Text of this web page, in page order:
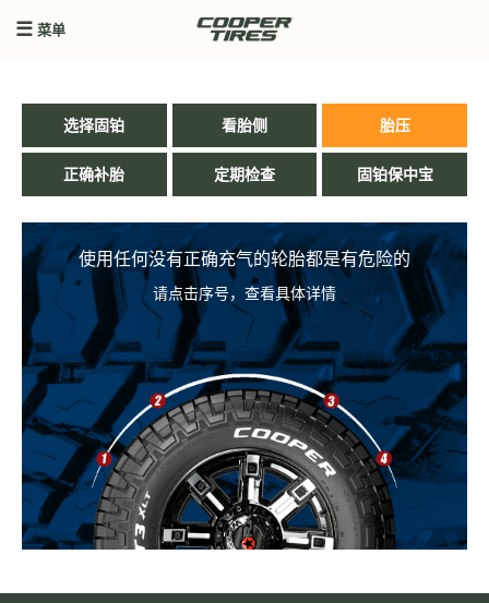
菜单
选择固铂 看胎侧 胎压
正确补胎 定期检查 固铂保中宝
使用任何没有正确充气的轮胎都是有危险的
请点击序号，查看具体详情